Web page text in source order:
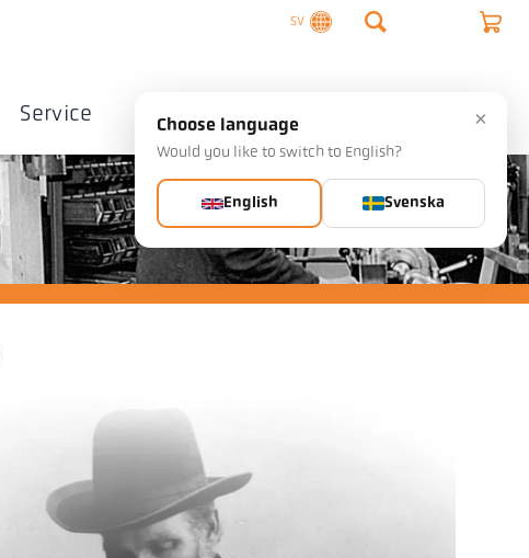
SV
Service Företag Kontakta ×
Choose language
Would you like to switch to English?
English Svenska